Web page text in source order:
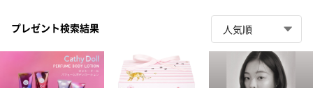
プレゼント検索結果